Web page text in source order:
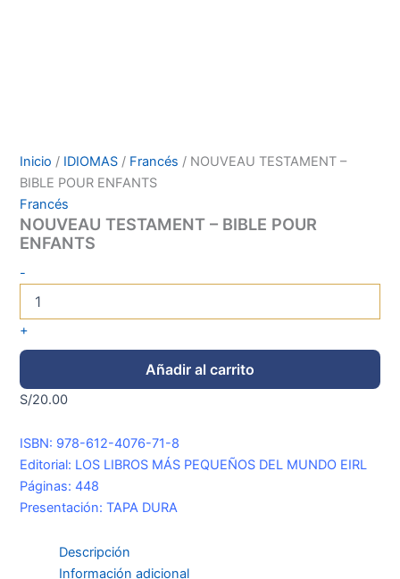
Inicio / IDIOMAS / Francés / NOUVEAU TESTAMENT –
BIBLE POUR ENFANTS
Francés
NOUVEAU TESTAMENT – BIBLE POUR
ENFANTS
-
+
Añadir al carrito
S/20.00
ISBN: 978-612-4076-71-8
Editorial: LOS LIBROS MÁS PEQUEÑOS DEL MUNDO EIRL
Páginas: 448
Presentación: TAPA DURA
Descripción
Información adicional